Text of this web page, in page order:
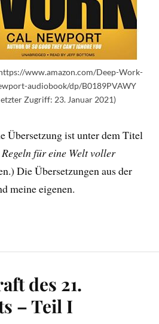
www.amazon.com/Deep-Work-
audiobook/dp/B0189PVAWY
Zugriff: 23. Januar 2021)
Übersetzung ist unter dem Titel
für eine Welt voller
Die Übersetzungen aus der
meine eigenen.
des 21.
– Teil I